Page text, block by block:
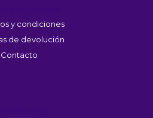
y condiciones
de devolución
Contacto